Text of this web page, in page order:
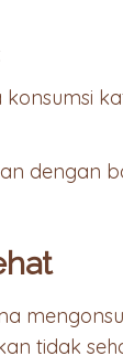
dengan
tidak